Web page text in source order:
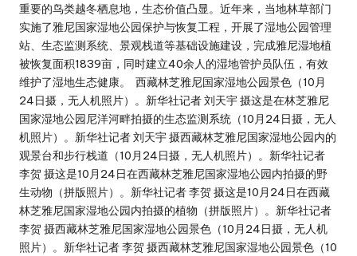
重要的鸟类越冬栖息地，生态价值凸显。近年来，当地林草部门
实施了雅尼国家湿地公园保护与恢复工程，开展了湿地公园管理
站、生态监测系统、景观栈道等基础设施建设，完成雅尼湿地植
被恢复面积1839亩，同时建立40余人的湿地管护员队伍，有效
维护了湿地生态健康。 西藏林芝雅尼国家湿地公园景色（10月
24日摄，无人机照片）。新华社记者 刘天宇 摄这是在林芝雅尼
国家湿地公园尼洋河畔拍摄的生态监测系统（10月24日摄，无人
机照片）。新华社记者 刘天宇 摄西藏林芝雅尼国家湿地公园内的
观景台和步行栈道（10月24日摄，无人机照片）。新华社记者
李贺 摄这是10月24日在西藏林芝雅尼国家湿地公园内拍摄的野
生动物（拼版照片）。新华社记者 李贺 摄这是10月24日在西藏
林芝雅尼国家湿地公园内拍摄的植物（拼版照片）。新华社记者
李贺 摄西藏林芝雅尼国家湿地公园景色（10月24日摄，无人机
照片）。新华社记者 李贺 摄西藏林芝雅尼国家湿地公园景色（10